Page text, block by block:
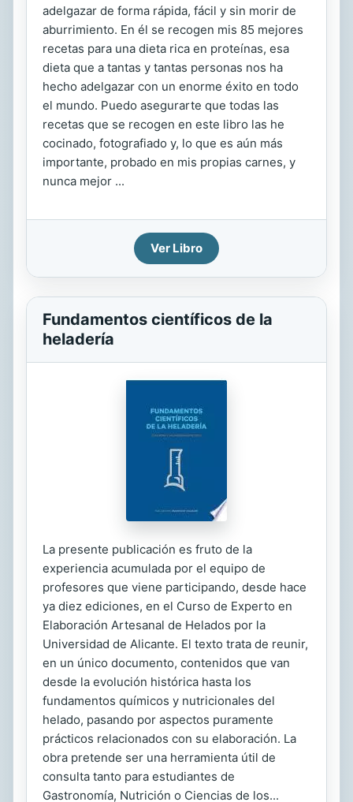
adelgazar de forma rápida, fácil y sin morir de
aburrimiento. En él se recogen mis 85 mejores
recetas para una dieta rica en proteínas, esa
dieta que a tantas y tantas personas nos ha
hecho adelgazar con un enorme éxito en todo
el mundo. Puedo asegurarte que todas las
recetas que se recogen en este libro las he
cocinado, fotografiado y, lo que es aún más
importante, probado en mis propias carnes, y
nunca mejor ...
Ver Libro
Fundamentos científicos de la
heladería
La presente publicación es fruto de la
experiencia acumulada por el equipo de
profesores que viene participando, desde hace
ya diez ediciones, en el Curso de Experto en
Elaboración Artesanal de Helados por la
Universidad de Alicante. El texto trata de reunir,
en un único documento, contenidos que van
desde la evolución histórica hasta los
fundamentos químicos y nutricionales del
helado, pasando por aspectos puramente
prácticos relacionados con su elaboración. La
obra pretende ser una herramienta útil de
consulta tanto para estudiantes de
Gastronomía, Nutrición o Ciencias de los...